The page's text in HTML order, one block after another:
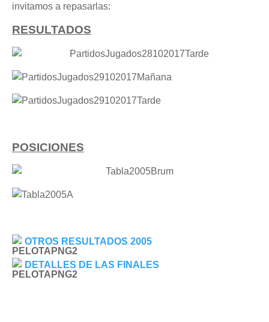
invitamos a repasarlas:
RESULTADOS
POSICIONES
OTROS RESULTADOS 2005
DETALLES DE LAS FINALES